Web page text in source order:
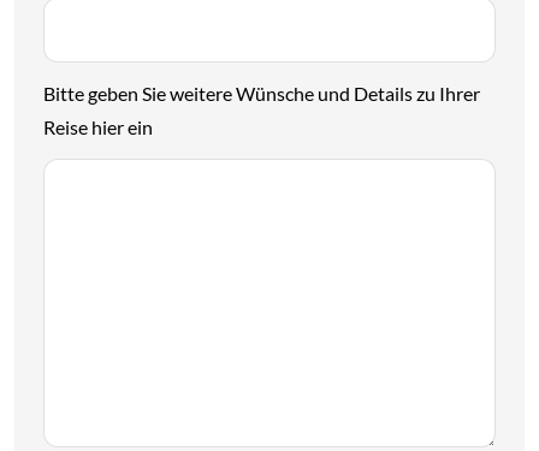
Bitte geben Sie weitere Wünsche und Details zu Ihrer
Reise hier ein